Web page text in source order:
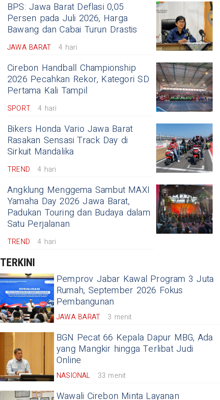
BPS: Jawa Barat Deflasi 0,05
Persen pada Juli 2026, Harga
Bawang dan Cabai Turun Drastis
JAWA BARAT 4 hari
Cirebon Handball Championship
2026 Pecahkan Rekor, Kategori SD
Pertama Kali Tampil
SPORT 4 hari
Bikers Honda Vario Jawa Barat
Rasakan Sensasi Track Day di
Sirkuit Mandalika
TREND 4 hari
Angklung Menggema Sambut MAXI
Yamaha Day 2026 Jawa Barat,
Padukan Touring dan Budaya dalam
Satu Perjalanan
TREND 4 hari
TERKINI
Pemprov Jabar Kawal Program 3 Juta
Rumah, September 2026 Fokus
Pembangunan
JAWA BARAT 3 menit
BGN Pecat 66 Kepala Dapur MBG, Ada
yang Mangkir hingga Terlibat Judi
Online
NASIONAL 33 menit
Wawali Cirebon Minta Layanan